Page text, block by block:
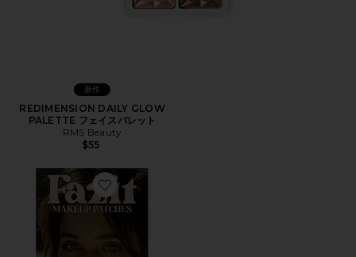
新作
REDIMENSION DAILY GLOW
PALETTE フェイスパレット
RMS Beauty
$55
Favorite GLITTER FRECKLE MAKEUP PATCHES グリ